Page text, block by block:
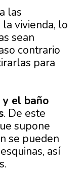
las
vivienda, lo
sean
contrario
para
y el baño
. De este
supone
se pueden
así